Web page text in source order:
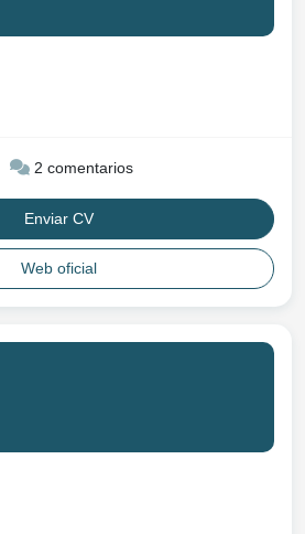
2 comentarios
Enviar CV
Web oficial